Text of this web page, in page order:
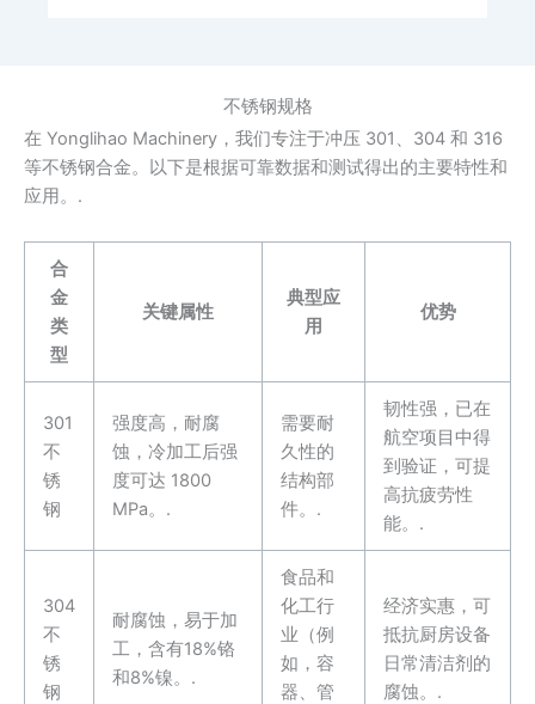
不锈钢规格
在 Yonglihao Machinery，我们专注于冲压 301、304 和 316
等不锈钢合金。以下是根据可靠数据和测试得出的主要特性和
应用。.
合
金
类
型
关键属性
典型应
用
优势
301
不
锈
钢
强度高，耐腐
蚀，冷加工后强
度可达 1800
MPa。.
需要耐
久性的
结构部
件。.
韧性强，已在
航空项目中得
到验证，可提
高抗疲劳性
能。.
304
不
锈
钢
耐腐蚀，易于加
工，含有18%铬
和8%镍。.
食品和
化工行
业（例
如，容
器、管
经济实惠，可
抵抗厨房设备
日常清洁剂的
腐蚀。.